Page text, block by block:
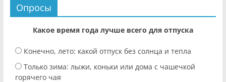
Опросы
Какое время года лучше всего для отпуска
Конечно, лето: какой отпуск без солнца и тепла
Только зима: лыжи, коньки или дома с чашечкой
горячего чая